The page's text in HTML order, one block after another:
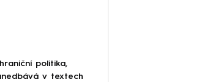
politika,
v textech